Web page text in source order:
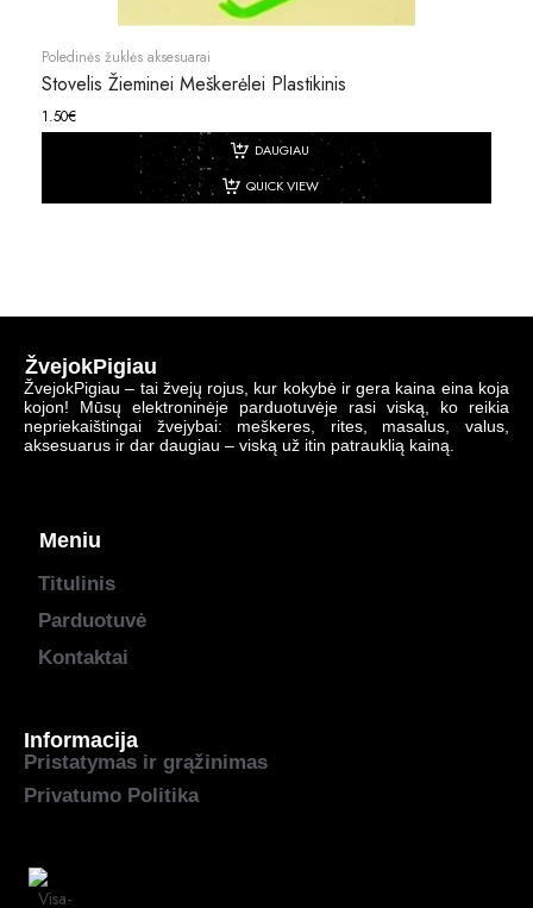
Poledinės žuklės aksesuarai
Stovelis Žieminei Meškerėlei Plastikinis
1.50€
DAUGIAU
QUICK VIEW
ŽvejokPigiau
ŽvejokPigiau – tai žvejų rojus, kur kokybė ir gera kaina eina koja
kojon! Mūsų elektroninėje parduotuvėje rasi viską, ko reikia
nepriekaištingai žvejybai: meškeres, rites, masalus, valus,
aksesuarus ir dar daugiau – viską už itin patrauklią kainą.
Meniu
Titulinis
Parduotuvė
Kontaktai
Informacija
Pristatymas ir grąžinimas
Privatumo Politika